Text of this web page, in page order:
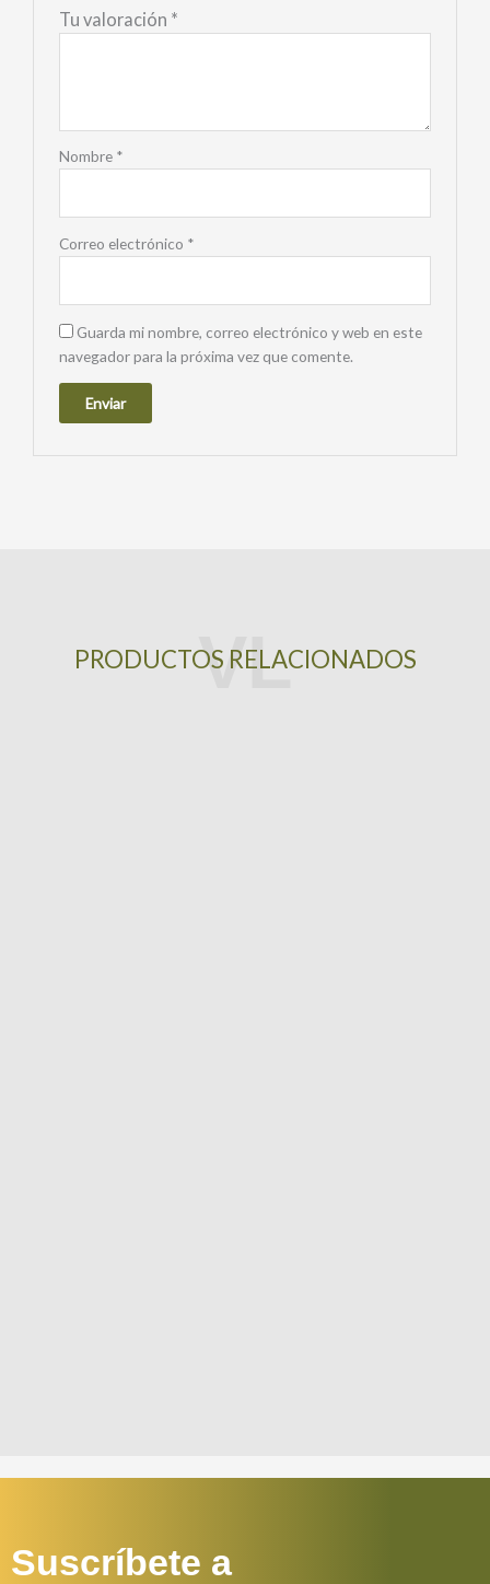
Tu valoración *
Nombre *
Correo electrónico *
Guarda mi nombre, correo electrónico y web en este
navegador para la próxima vez que comente.
PRODUCTOS RELACIONADOS
Suscríbete a